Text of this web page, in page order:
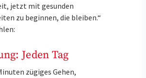
jetzt mit gesunden
zu beginnen, die bleiben.“
Jeden Tag
zügiges Gehen,